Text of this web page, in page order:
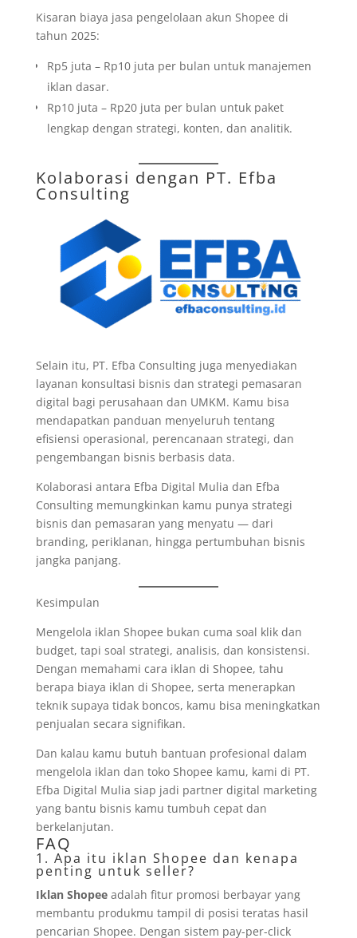
Kisaran biaya jasa pengelolaan akun Shopee di
tahun 2025:
Rp5 juta – Rp10 juta per bulan untuk manajemen
iklan dasar.
Rp10 juta – Rp20 juta per bulan untuk paket
lengkap dengan strategi, konten, dan analitik.
Kolaborasi dengan PT. Efba
Consulting
Selain itu, PT. Efba Consulting juga menyediakan
layanan konsultasi bisnis dan strategi pemasaran
digital bagi perusahaan dan UMKM. Kamu bisa
mendapatkan panduan menyeluruh tentang
efisiensi operasional, perencanaan strategi, dan
pengembangan bisnis berbasis data.
Kolaborasi antara Efba Digital Mulia dan Efba
Consulting memungkinkan kamu punya strategi
bisnis dan pemasaran yang menyatu — dari
branding, periklanan, hingga pertumbuhan bisnis
jangka panjang.
Kesimpulan
Mengelola iklan Shopee bukan cuma soal klik dan
budget, tapi soal strategi, analisis, dan konsistensi.
Dengan memahami cara iklan di Shopee, tahu
berapa biaya iklan di Shopee, serta menerapkan
teknik supaya tidak boncos, kamu bisa meningkatkan
penjualan secara signifikan.
Dan kalau kamu butuh bantuan profesional dalam
mengelola iklan dan toko Shopee kamu, kami di PT.
Efba Digital Mulia siap jadi partner digital marketing
yang bantu bisnis kamu tumbuh cepat dan
berkelanjutan.
FAQ
1. Apa itu iklan Shopee dan kenapa
penting untuk seller?
Iklan Shopeeadalah fitur promosi berbayar yang
membantu produkmu tampil di posisi teratas hasil
pencarian Shopee. Dengan sistem pay-per-click